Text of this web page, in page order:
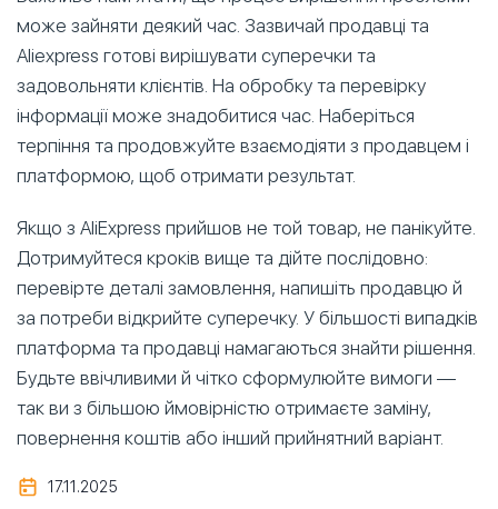
може зайняти деякий час. Зазвичай продавці та
Aliexpress готові вирішувати суперечки та
задовольняти клієнтів. На обробку та перевірку
інформації може знадобитися час. Наберіться
терпіння та продовжуйте взаємодіяти з продавцем і
платформою, щоб отримати результат.
Якщо з AliExpress прийшов не той товар, не панікуйте.
Дотримуйтеся кроків вище та дійте послідовно:
перевірте деталі замовлення, напишіть продавцю й
за потреби відкрийте суперечку. У більшості випадків
платформа та продавці намагаються знайти рішення.
Будьте ввічливими й чітко сформулюйте вимоги —
так ви з більшою ймовірністю отримаєте заміну,
повернення коштів або інший прийнятний варіант.
17.11.2025